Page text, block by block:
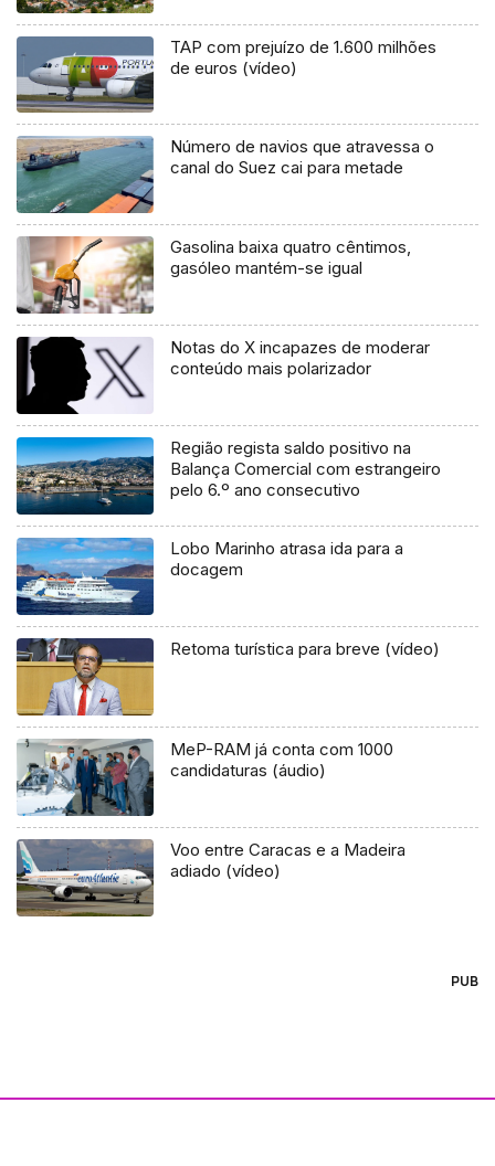
TAP com prejuízo de 1.600 milhões
de euros (vídeo)
Número de navios que atravessa o
canal do Suez cai para metade
Gasolina baixa quatro cêntimos,
gasóleo mantém-se igual
Notas do X incapazes de moderar
conteúdo mais polarizador
Região regista saldo positivo na
Balança Comercial com estrangeiro
pelo 6.º ano consecutivo
Lobo Marinho atrasa ida para a
docagem
Retoma turística para breve (vídeo)
MeP-RAM já conta com 1000
candidaturas (áudio)
Voo entre Caracas e a Madeira
adiado (vídeo)
PUB